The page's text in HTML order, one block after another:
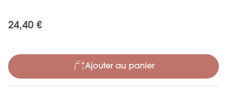
24,40 €
Ajouter au panier